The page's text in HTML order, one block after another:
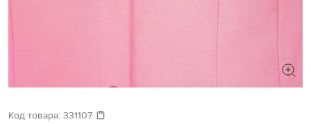
Код товара: 331107